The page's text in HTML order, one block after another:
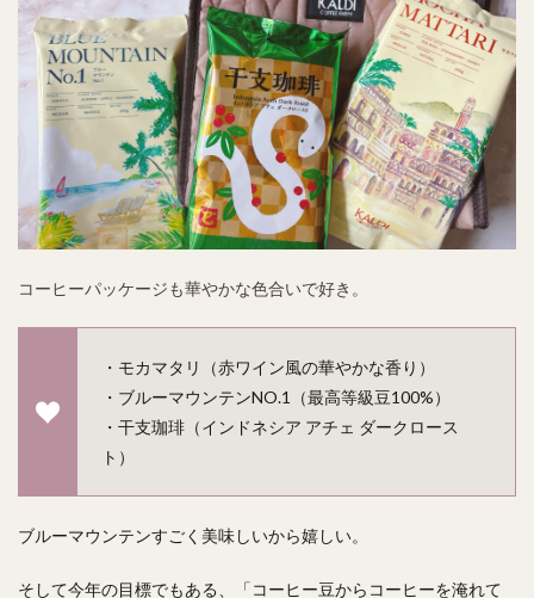
コーヒーパッケージも華やかな色合いで好き。
・モカマタリ（赤ワイン風の華やかな香り）
・ブルーマウンテンNO.1（最高等級豆100%）
・干支珈琲（インドネシア アチェ ダークロース
ト）
ブルーマウンテンすごく美味しいから嬉しい。
そして今年の目標でもある、「コーヒー豆からコーヒーを淹れて